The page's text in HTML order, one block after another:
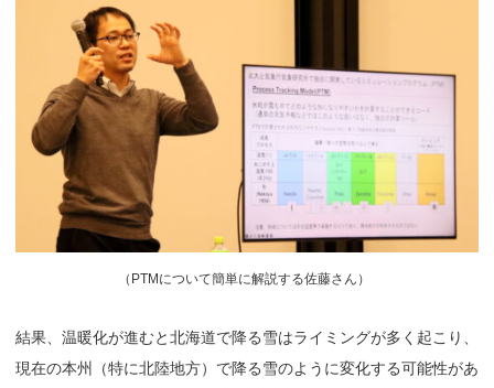
（ PTMについて簡単に解説する佐藤さん）
結果、温暖化が進むと北海道で降る雪はライミングが多く起こり、
現在の本州（特に北陸地方）で降る雪のように変化する可能性があ